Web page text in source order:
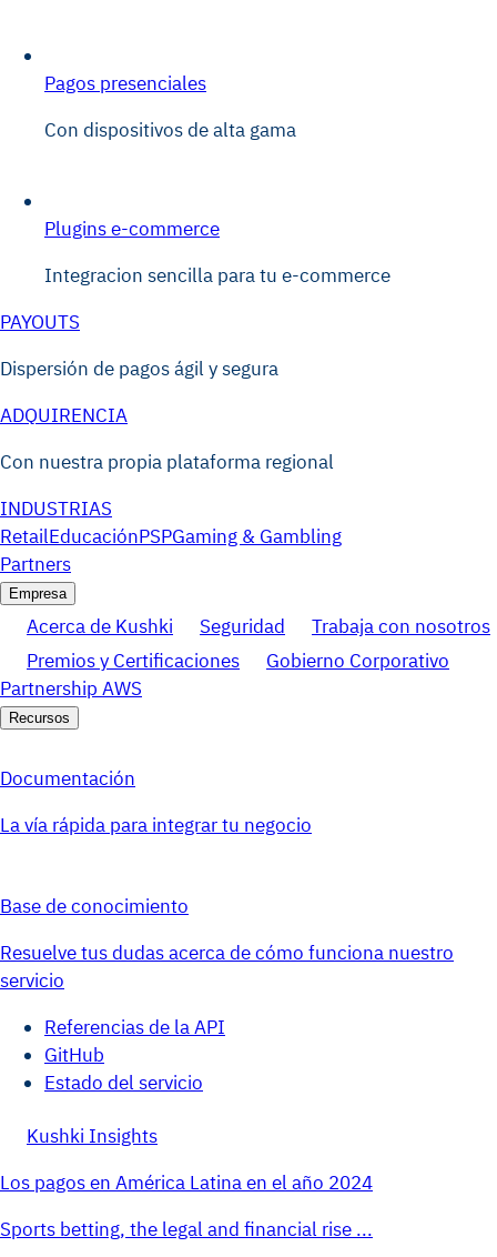
Pagos presenciales
Con dispositivos de alta gama
Plugins e-commerce
Integracion sencilla para tu e-commerce
PAYOUTS
Dispersión de pagos ágil y segura
ADQUIRENCIA
Con nuestra propia plataforma regional
INDUSTRIAS
RetailEducaciónPSPGaming & Gambling
Partners
Empresa
Acerca de Kushki Seguridad
Trabaja con nosotros
Premios y Certificaciones
Gobierno Corporativo
Partnership AWS
Recursos
Documentación
La vía rápida para integrar tu negocio
Base de conocimiento
Resuelve tus dudas acerca de cómo funciona nuestro
servicio
Referencias de la API
GitHub
Estado del servicio
Kushki Insights
Los pagos en América Latina en el año 2024
Sports betting, the legal and financial rise ...